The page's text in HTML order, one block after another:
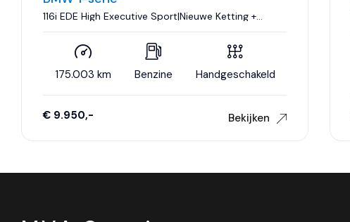
116i EDE High Executive Sport|Nieuwe Ketting +
175.003 km Benzine Handgeschakeld
€ 9.950,- Bekijken